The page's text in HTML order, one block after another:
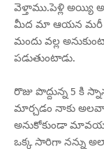
వెళ్తాము.పెళ్లి అయ్యి
మీద మా ఆయన మరీ
మందు వల్ల
పడుతుంటాడు.
రొజు పొద్దున్న 5 కి
మార్చడం నాకు
అనుకోకుండా మావయ్య
ఒక్క సారిగా నన్ను